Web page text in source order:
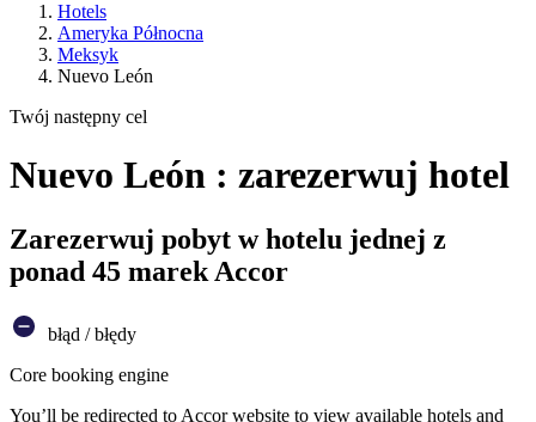
Hotels
Ameryka Północna
Meksyk
Nuevo León
Twój następny cel
Nuevo León : zarezerwuj hotel
Zarezerwuj pobyt w hotelu jednej z
ponad 45 marek Accor
błąd / błędy
Core booking engine
You’ll be redirected to Accor website to view available hotels and